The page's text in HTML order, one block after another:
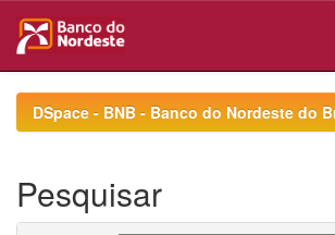
navigationDSpace - BNB - Banco do Nordeste do
Pesquisar